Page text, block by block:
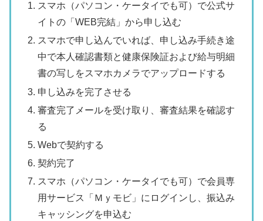
スマホ（パソコン・ケータイでも可）で公式サ
イトの「WEB完結」から申し込む
スマホで申し込んでいれば、申し込み手続き途
中で本人確認書類と健康保険証および給与明細
書の写しをスマホカメラでアップロードする
申し込みを完了させる
審査完了メールを受け取り、審査結果を確認す
る
Webで契約する
契約完了
スマホ（パソコン・ケータイでも可）で会員専
用サービス「Ｍｙモビ」にログインし、振込み
キャッシングを申込む